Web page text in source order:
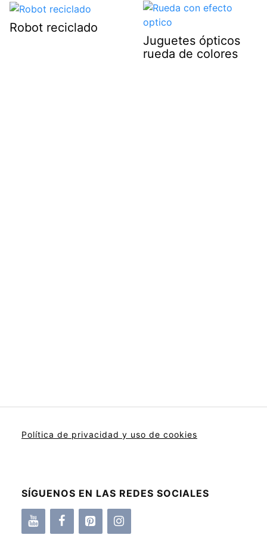
Robot reciclado
Juguetes ópticos
rueda de colores
Política de privacidad y uso de cookies
SÍGUENOS EN LAS REDES SOCIALES